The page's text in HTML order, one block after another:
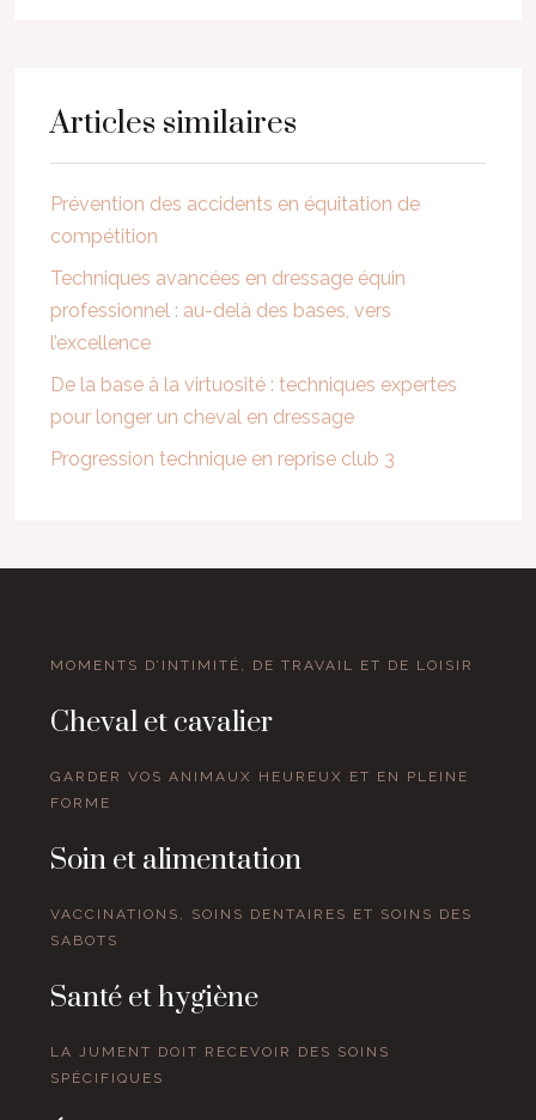
Articles similaires
Prévention des accidents en équitation de
compétition
Techniques avancées en dressage équin
professionnel : au-delà des bases, vers
l’excellence
De la base à la virtuosité : techniques expertes
pour longer un cheval en dressage
Progression technique en reprise club 3
MOMENTS D’INTIMITÉ, DE TRAVAIL ET DE LOISIR
Cheval et cavalier
GARDER VOS ANIMAUX HEUREUX ET EN PLEINE
FORME
Soin et alimentation
VACCINATIONS, SOINS DENTAIRES ET SOINS DES
SABOTS
Santé et hygiène
LA JUMENT DOIT RECEVOIR DES SOINS
SPÉCIFIQUES